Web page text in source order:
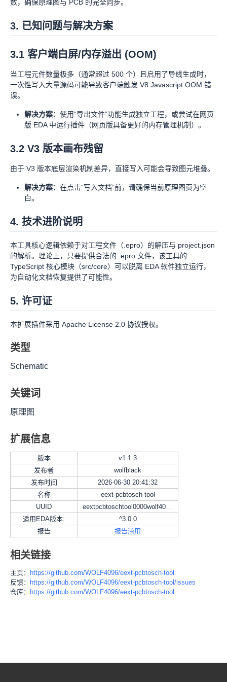
数，确保原理图与 PCB 的完全同步。
3. 已知问题与解决方案
3.1 客户端白屏/内存溢出 (OOM)
当工程元件数量极多（通常超过 500 个）且启用了导线生成时，
一次性写入大量源码可能导致客户端触发 V8 Javascript OOM 错
误。
解决方案：使用“导出文件”功能生成独立工程，或尝试在网页
版 EDA 中运行插件（网页版具备更好的内存管理机制）。
3.2 V3 版本画布残留
由于 V3 版本底层渲染机制差异，直接写入可能会导致图元堆叠。
解决方案：在点击“写入文档”前，请确保当前原理图页为空
白。
4. 技术进阶说明
本工具核心逻辑依赖于对工程文件（.epro）的解压与 project.json
的解析。理论上，只要提供合法的 .epro 文件，该工具的
TypeScript 核心模块（src/core）可以脱离 EDA 软件独立运行，
为自动化文档恢复提供了可能性。
5. 许可证
本扩展插件采用 Apache License 2.0 协议授权。
类型
Schematic
关键词
原理图
扩展信息
版本 v1.1.3
发布者
wolfblack
发布时间
2026-06-30 20:41:32
名称
eext-pcbtosch-tool
UUID
eextpcbtoschtool0000wolf40960000
适用EDA版本:
^3.0.0
报告
报告滥用
相关链接
主页：
https://github.com/WOLF4096/eext-pcbtosch-tool
反馈：
https://github.com/WOLF4096/eext-pcbtosch-tool/issues
仓库：
https://github.com/WOLF4096/eext-pcbtosch-tool